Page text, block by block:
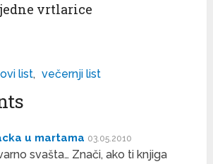
vrtlarice
list, večernji list
u martama 03.05.2010
svašta… Znači, ako ti knjiga